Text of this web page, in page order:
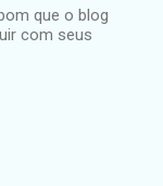
que o blog
com seus